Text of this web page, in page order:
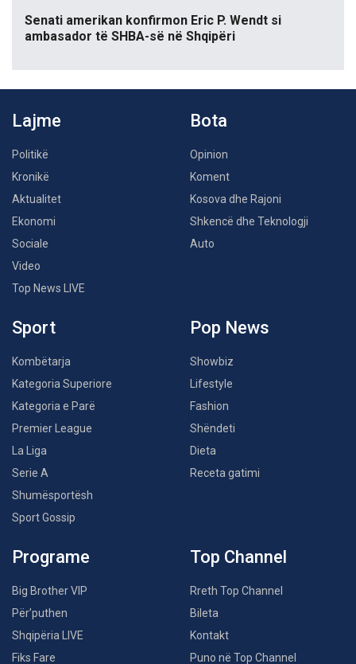
Senati amerikan konfirmon Eric P. Wendt si
ambasador të SHBA-së në Shqipëri
Lajme
Politikë
Kronikë
Aktualitet
Ekonomi
Sociale
Video
Top News LIVE
Bota
Opinion
Koment
Kosova dhe Rajoni
Shkencë dhe Teknologji
Auto
Sport
Kombëtarja
Kategoria Superiore
Kategoria e Parë
Premier League
La Liga
Serie A
Shumësportësh
Sport Gossip
Pop News
Showbiz
Lifestyle
Fashion
Shëndeti
Dieta
Receta gatimi
Programe
Big Brother VIP
Për’puthen
Shqipëria LIVE
Fiks Fare
Top Channel
Rreth Top Channel
Bileta
Kontakt
Puno në Top Channel